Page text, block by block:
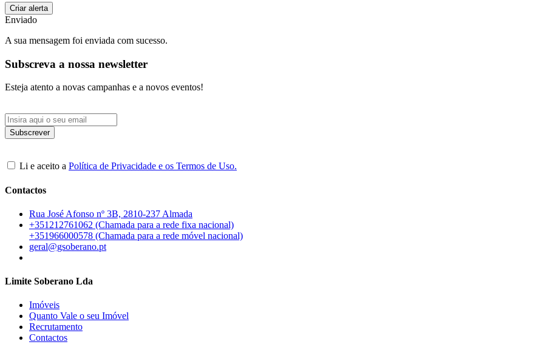
Enviado
A sua mensagem foi enviada com sucesso.
Subscreva a nossa newsletter
Esteja atento a novas campanhas e a novos eventos!
Li e aceito a Política de Privacidade e os Termos de Uso.
Contactos
Rua José Afonso nº 3B, 2810-237 Almada
+351212761062 (Chamada para a rede fixa nacional)
+351966000578 (Chamada para a rede móvel nacional)
geral@gsoberano.pt
Limite Soberano Lda
Imóveis
Quanto Vale o seu Imóvel
Recrutamento
Contactos